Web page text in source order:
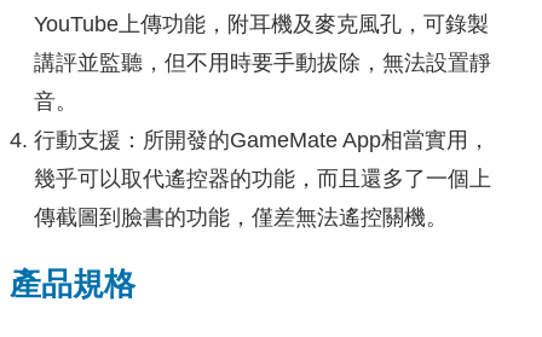
YouTube上傳功能，附耳機及麥克風孔，可錄製
講評並監聽，但不用時要手動拔除，無法設置靜
音。
行動支援：所開發的GameMate App相當實用，
幾乎可以取代遙控器的功能，而且還多了一個上
傳截圖到臉書的功能，僅差無法遙控關機。
產品規格